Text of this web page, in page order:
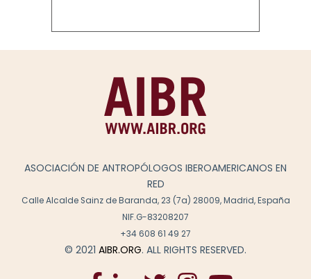
ASOCIACIÓN DE ANTROPÓLOGOS IBEROAMERICANOS EN
RED
Calle Alcalde Sainz de Baranda, 23 (7a) 28009, Madrid, España
NIF.G-83208207
+34 608 61 49 27
© 2021 AIBR.ORG. ALL RIGHTS RESERVED.